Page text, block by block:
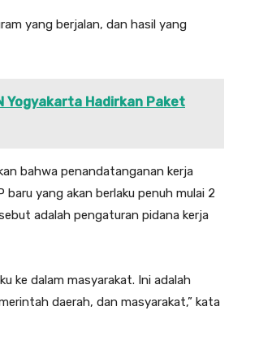
yang berjalan, dan hasil yang
Yogyakarta Hadirkan Paket
bahwa penandatanganan kerja
yang akan berlaku penuh mulai 2
adalah pengaturan pidana kerja
ke dalam masyarakat. Ini adalah
daerah, dan masyarakat,” kata